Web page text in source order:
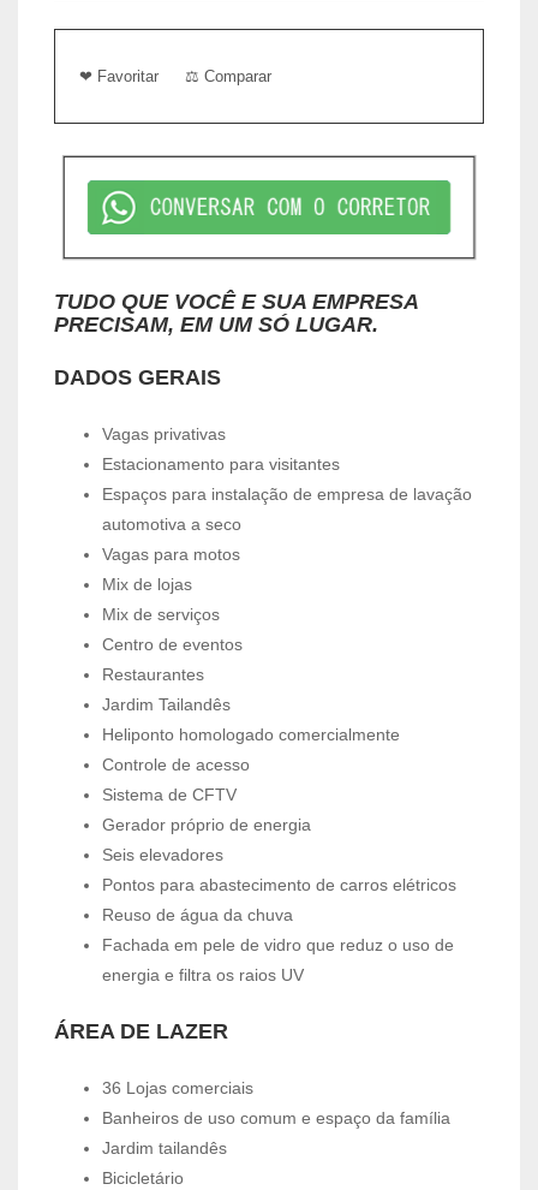
❤ Favoritar ⚖ Comparar
TUDO QUE VOCÊ E SUA EMPRESA
PRECISAM, EM UM SÓ LUGAR.
DADOS GERAIS
Vagas privativas
Estacionamento para visitantes
Espaços para instalação de empresa de lavação
automotiva a seco
Vagas para motos
Mix de lojas
Mix de serviços
Centro de eventos
Restaurantes
Jardim Tailandês
Heliponto homologado comercialmente
Controle de acesso
Sistema de CFTV
Gerador próprio de energia
Seis elevadores
Pontos para abastecimento de carros elétricos
Reuso de água da chuva
Fachada em pele de vidro que reduz o uso de
energia e filtra os raios UV
ÁREA DE LAZER
36 Lojas comerciais
Banheiros de uso comum e espaço da família
Jardim tailandês
Bicicletário